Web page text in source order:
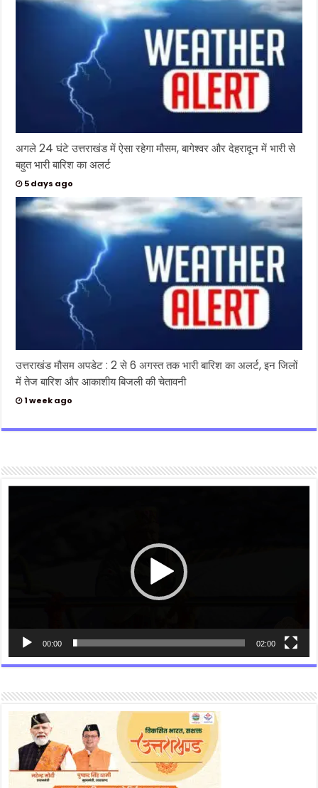
अगले 24 घंटे उत्तराखंड में ऐसा रहेगा मौसम, बागेश्वर और देहरादून में भारी से
बहुत भारी बारिश का अलर्ट
5 days ago
उत्तराखंड मौसम अपडेट : 2 से 6 अगस्त तक भारी बारिश का अलर्ट, इन जिलों
में तेज बारिश और आकाशीय बिजली की चेतावनी
1 week ago
Video
00:00 02:00